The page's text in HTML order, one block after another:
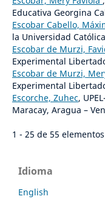
Educativa Georgina
Escobar Cabello,
la Universidad
Escobar de Murzi,
Experimental
Escobar de Murzi,
Experimental
Escorche, Zuhec,
Maracay, Aragua –
1 - 25 de 55
Idioma
English